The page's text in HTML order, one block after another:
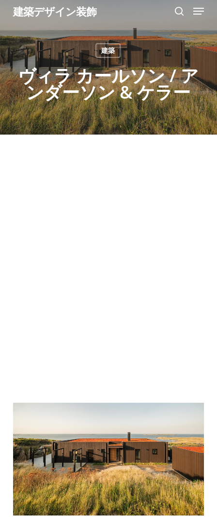
Skip
main
content
建築デザイン装飾 Menu
建築
ヴィラ カールソン / ア
ンダーソン & ケラー
Close
Menu